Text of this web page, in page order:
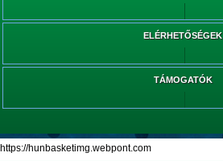
ELÉRHETŐSÉGEK
TÁMOGATÓK
https://hunbasketimg.webpont.com